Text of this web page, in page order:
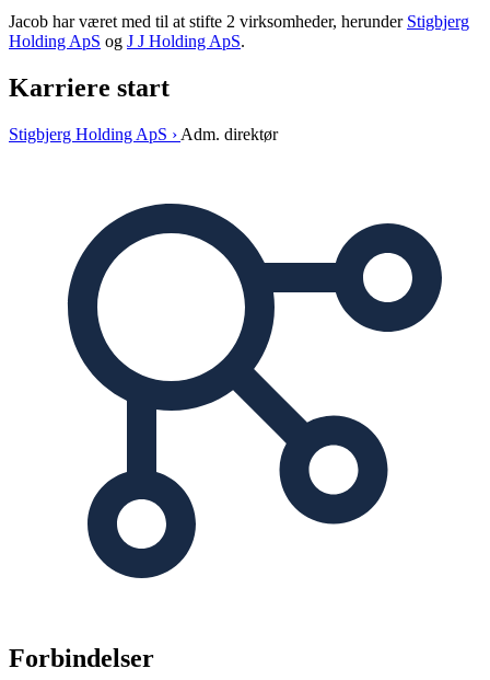
Jacob har været med til at stifte 2 virksomheder, herunder Stigbjerg
Holding ApS og J J Holding ApS.
Karriere start
Stigbjerg Holding ApS › Adm. direktør
Forbindelser